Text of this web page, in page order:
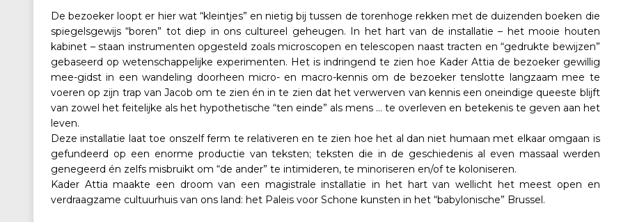
De bezoeker loopt er hier wat “kleintjes” en nietig bij tussen de torenhoge rekken met de duizenden boeken die
spiegelsgewijs “boren” tot diep in ons cultureel geheugen. In het hart van de installatie – het mooie houten
kabinet – staan instrumenten opgesteld zoals microscopen en telescopen naast tracten en “gedrukte bewijzen”
gebaseerd op wetenschappelijke experimenten. Het is indringend te zien hoe Kader Attia de bezoeker gewillig
mee-gidst in een wandeling doorheen micro- en macro-kennis om de bezoeker tenslotte langzaam mee te
voeren op zijn trap van Jacob om te zien én in te zien dat het verwerven van kennis een oneindige queeste blijft
van zowel het feitelijke als het hypothetische “ten einde” als mens … te overleven en betekenis te geven aan het
leven.
Deze installatie laat toe onszelf ferm te relativeren en te zien hoe het al dan niet humaan met elkaar omgaan is
gefundeerd op een enorme productie van teksten; teksten die in de geschiedenis al even massaal werden
genegeerd én zelfs misbruikt om “de ander” te intimideren, te minoriseren en/of te koloniseren.
Kader Attia maakte een droom van een magistrale installatie in het hart van wellicht het meest open en
verdraagzame cultuurhuis van ons land: het Paleis voor Schone kunsten in het “babylonische” Brussel.